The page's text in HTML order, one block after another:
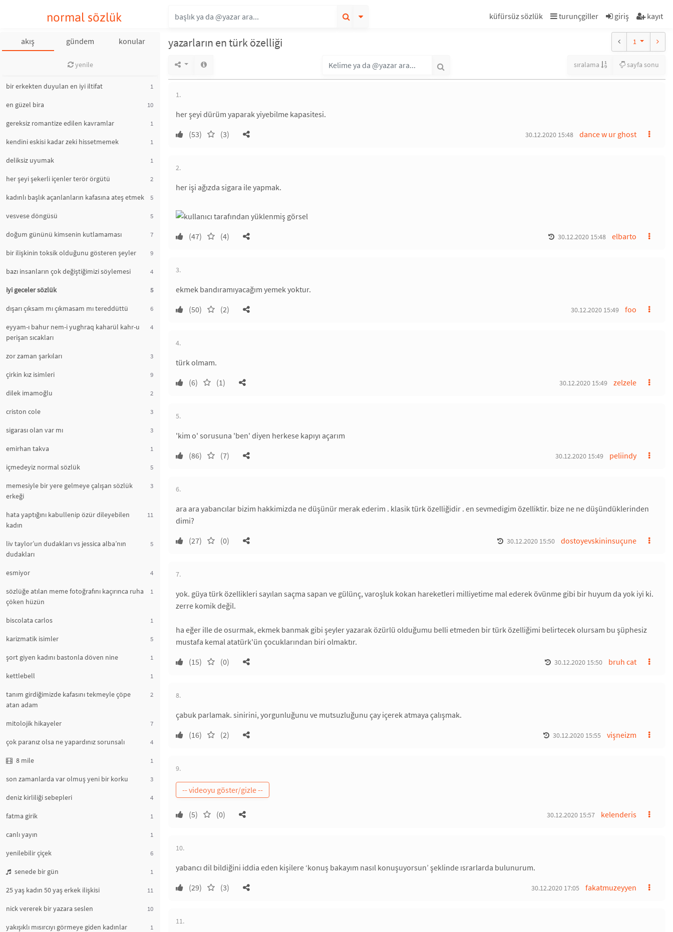
normal sözlük küfürsüz sözlük turunçgiller giriş kayıt
akış gündem konular
yenile
bir erkekten duyulan en iyi iltifat 1
en güzel bira 10
gereksiz romantize edilen kavramlar 1
kendini eskisi kadar zeki hissetmemek 1
deliksiz uyumak 1
her şeyi şekerli içenler terör örgütü 2
kadınlı başlık açanlanların kafasına ateş etmek 5
vesvese döngüsü 5
doğum gününü kimsenin kutlamaması 7
bir ilişkinin toksik olduğunu gösteren şeyler 9
bazı insanların çok değiştiğimizi söylemesi 4
iyi geceler sözlük 5
dışarı çıksam mı çıkmasam mı tereddüttü 6
eyyam-ı bahur nem-i yughraq kaharül kahr-u
perişan sıcakları
4
zor zaman şarkıları 3
çirkin kız isimleri 9
dilek imamoğlu 2
criston cole 3
sigarası olan var mı 3
emirhan takva 1
içmedeyiz normal sözlük 5
memesiyle bir yere gelmeye çalışan sözlük
erkeği
3
hata yaptığını kabullenip özür dileyebilen
kadın
11
liv taylor’un dudakları vs jessica alba’nın
dudakları
5
esmiyor 4
sözlüğe atılan meme fotoğrafını kaçırınca ruha
çöken hüzün
1
biscolata carlos 1
karizmatik isimler 5
şort giyen kadını bastonla döven nine 1
kettlebell 1
tanım girdiğimizde kafasını tekmeyle çöpe
atan adam
2
mitolojik hikayeler 7
çok paranız olsa ne yapardınız sorunsalı 4
8 mile 1
son zamanlarda var olmuş yeni bir korku 3
deniz kirliliği sebepleri 4
fatma girik 1
canlı yayın 1
yenilebilir çiçek 6
senede bir gün 1
25 yaş kadın 50 yaş erkek ilişkisi 11
nick vererek bir yazara seslen 10
yakışıklı mısırcıyı görmeye giden kadınlar 1
yazarların en türk özelliği 1
sıralama sayfa sonu
1.
her şeyi dürüm yaparak yiyebilme kapasitesi.
(53)
(3) dance w ur ghost
30.12.2020 15:48
2.
her işi ağızda sigara ile yapmak.
(47) (4) elbarto
30.12.2020 15:48
3.
ekmek bandıramıyacağım yemek yoktur.
(50)
(2) foo
30.12.2020 15:49
4.
türk olmam.
(6)
(1) zelzele
30.12.2020 15:49
5.
'kim o' sorusuna 'ben' diyen herkese kapıyı açarım
(86)
(7) peliindy
30.12.2020 15:49
6.
ara ara yabancılar bizim hakkimizda ne düşünür merak ederim . klasik türk özelliğidir . en sevmedigim özelliktir. bize ne ne düşündüklerinden
dimi?
(27)
(0) dostoyevskininsuçune
30.12.2020 15:50
7.
yok. güya türk özellikleri sayılan saçma sapan ve gülünç, varoşluk kokan hareketleri milliyetime mal ederek övünme gibi bir huyum da yok iyi ki.
zerre komik değil.
ha eğer ille de osurmak, ekmek banmak gibi şeyler yazarak özürlü olduğumu belli etmeden bir türk özelliğimi belirtecek olursam bu şüphesiz
mustafa kemal atatürk'ün çocuklarından biri olmaktır.
(15)
(0) bruh cat
30.12.2020 15:50
8.
çabuk parlamak. sinirini, yorgunluğunu ve mutsuzluğunu çay içerek atmaya çalışmak.
(16)
(2) vişneizm
30.12.2020 15:55
9.
(5) (0) kelenderis
30.12.2020 15:57
10.
yabancı dil bildiğini iddia eden kişilere ‘konuş bakayım nasıl konuşuyorsun’ şeklinde ısrarlarda bulunurum.
(29)
(3) fakatmuzeyyen
30.12.2020 17:05
11.